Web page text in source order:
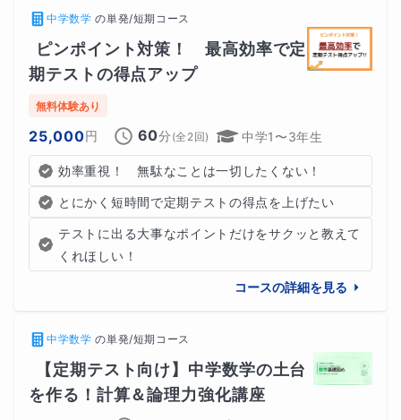
中学数学 の単発/短期コース
ピンポイント対策！　最高効率で定
期テストの得点アップ
無料体験あり
25,000円 60分 (全 2回) 中学1〜3年生
効率重視！　無駄なことは一切したくない！
とにかく短時間で定期テストの得点を上げたい
テストに出る大事なポイントだけをサクッと教えて
くれほしい！
コースの詳細を見る
中学数学 の単発/短期コース
【定期テスト向け】中学数学の土台
を作る！計算＆論理力強化講座